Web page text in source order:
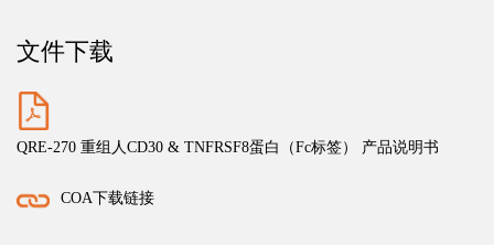
文件下载
QRE-270 重组人CD30 & TNFRSF8蛋白（Fc标签） 产品说明书
COA下载链接